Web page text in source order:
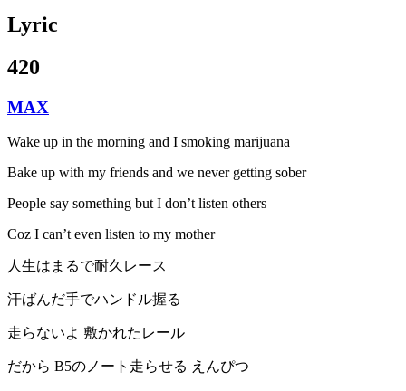
Lyric
420
MAX
Wake up in the morning and I smoking marijuana
Bake up with my friends and we never getting sober
People say something but I don’t listen others
Coz I can’t even listen to my mother
人生はまるで耐久レース
汗ばんだ手でハンドル握る
走らないよ 敷かれたレール
だから B5のノート走らせる えんぴつ